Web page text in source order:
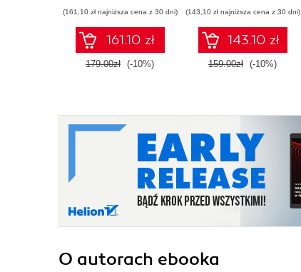
(161,10 zł najniższa cena z 30 dni)
161.10 zł
179.00zł (-10%)
series analysis -
Second Edition
(143,10 zł najniższa cena z 30 dni)
143.10 zł
159.00zł (-10%)
O autorach ebooka